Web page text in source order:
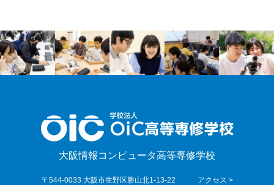
大阪情報コンピュータ高等専修学校
〒544-0033 大阪市生野区勝山北1-13-22 アクセス >